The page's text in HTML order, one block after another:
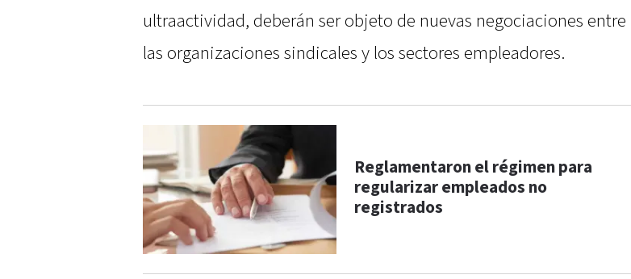
ultraactividad, deberán ser objeto de nuevas negociaciones entre
las organizaciones sindicales y los sectores empleadores.
Reglamentaron el régimen para
regularizar empleados no
registrados